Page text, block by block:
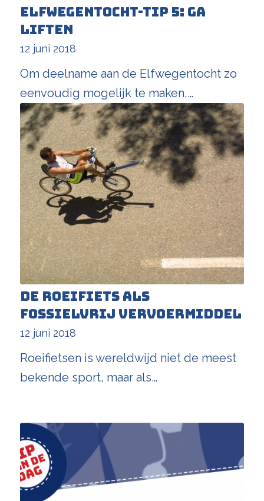
Elfwegentocht-tip 5: ga
liften
12 juni 2018
Om deelname aan de Elfwegentocht zo
eenvoudig mogelijk te maken,…
De roeifiets als
fossielvrij vervoermiddel
12 juni 2018
Roeifietsen is wereldwijd niet de meest
bekende sport, maar als…